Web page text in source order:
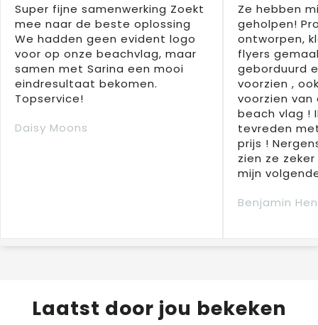
Super fijne samenwerking Zoekt
mee naar de beste oplossing
We hadden geen evident logo
voor op onze beachvlag, maar
samen met Sarina een mooi
eindresultaat bekomen.
Topservice!
Daisy Moons
Ze hebben
geholpen!
ontworpen,
flyers
geborduurd
voorzien ,
voorzien
beach vlag !
tevreden
prijs !
zien ze
mijn
Benjamin
Laatst door jou bekeken